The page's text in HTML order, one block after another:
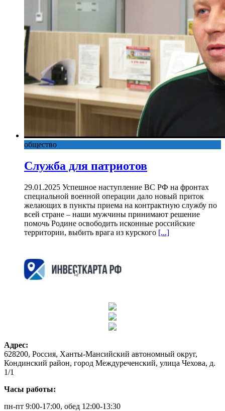
общество
Служба для патриотов
29.01.2025 Успешное наступление ВС РФ на фронтах
специальной военной операции дало новый приток
желающих в пункты приема на контрактную службу по
всей стране – наши мужчины принимают решение
помочь Родине освободить исконные российские
территории, выбить врага из курского [...]
Адрес:
628200, Россия, Ханты-Мансийский автономный округ,
Кондинский район, город Междуреченский, улица Чехова, д.
1/1
Часы работы:
пн-пт 9:00-17:00, обед 12:00-13:30